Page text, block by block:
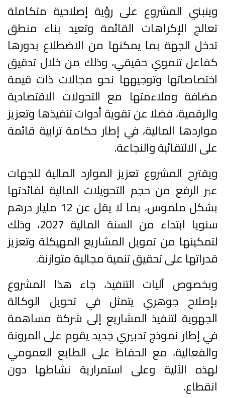
وينبني المشروع على رؤية إصلاحية متكاملة
تعالج الإكراهات القائمة وتعيد بناء منطق
تدخل الجهة بما يمكنها من الاضطلاع بدورها
كفاعل تنموي حقيقي، وذلك من خلال تدقيق
اختصاصاتها وتوجيهها نحو مجالات ذات قيمة
مضافة وملاءمتها مع التحولات الاقتصادية
والرقمية، فضلا عن تقوية أدوات تنفيذها وتعزيز
مواردها المالية، في إطار حكامة ترابية قائمة
على الالتقائية والنجاعة.
ويقترح المشروع تعزيز الموارد المالية للجهات
عبر الرفع من حجم التحويلات المالية لفائدتها
بشكل ملموس، بما لا يقل عن 12 مليار درهم
سنويا ابتداء من السنة المالية 2027، وذلك
لتمكينها من تمويل المشاريع المهيكلة وتعزيز
قدراتها على تحقيق تنمية مجالية متوازنة.
وبخصوص آليات التنفيذ، جاء هذا المشروع
بإصلاح جوهري يتمثل في تحويل الوكالة
الجهوية لتنفيذ المشاريع إلى شركة مساهمة
في إطار نموذج تدبيري جديد يقوم على المرونة
والفعالية، مع الحفاظ على الطابع العمومي
لهذه الآلية وعلى استمرارية نشاطها دون
انقطاع.